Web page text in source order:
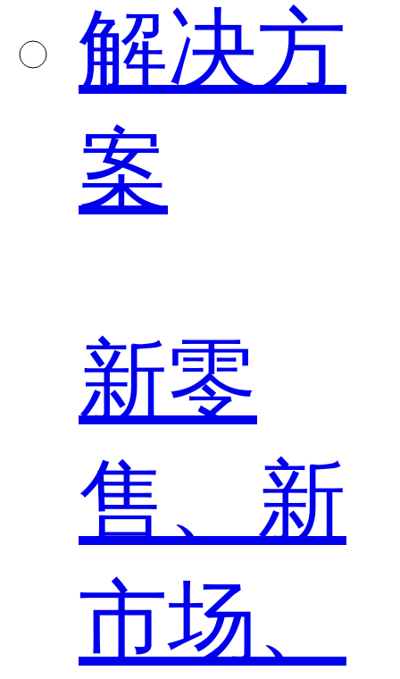
解决方
案
新零
售、新
市场、